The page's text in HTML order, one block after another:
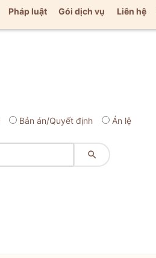
Pháp luật Gói dịch vụ Liên hệ
Bản án/Quyết định Án lệ
